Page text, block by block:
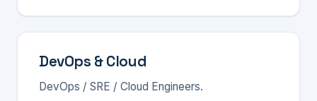
DevOps & Cloud
DevOps / SRE / Cloud Engineers.